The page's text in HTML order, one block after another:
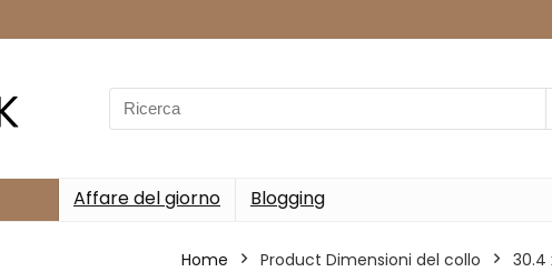
Search
for:
Affare del giorno Blogging
Home Product Dimensioni del collo ‎30.4